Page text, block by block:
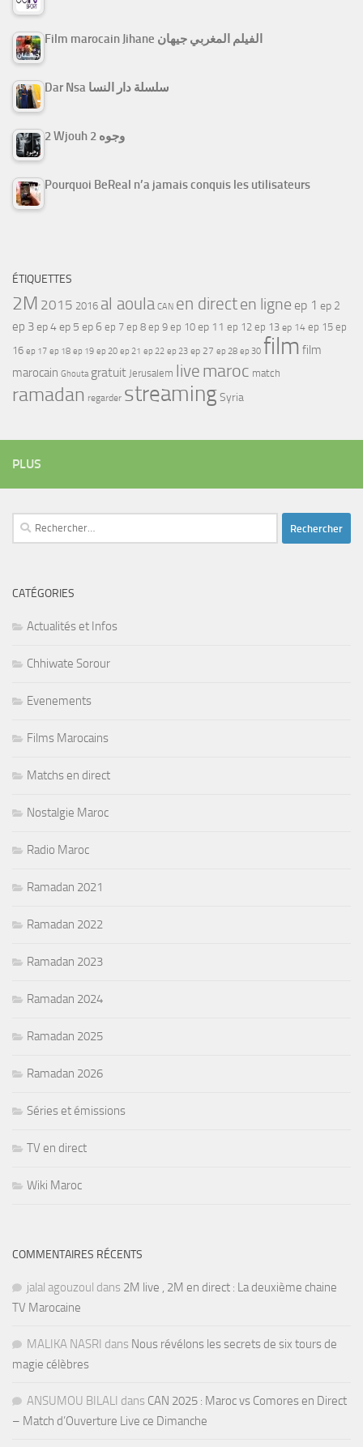
Film marocain Jihane الفيلم المغربي جيهان
Dar Nsa سلسلة دار النسا
2 Wjouh 2 وجوه
Pourquoi BeReal n’a jamais conquis les utilisateurs
ÉTIQUETTES
2M 2015 2016 al aoula CAN en directen ligne ep 1 ep 2
ep 3ep 4ep 5 ep 6 ep 7 ep 8 ep 9 ep 10 ep 11 ep 12 ep 13 ep 14 ep 15 ep
16 ep 17 ep 18 ep 19 ep 20 ep 21 ep 22 ep 23 ep 27 ep 28 ep 30 film film
marocain Ghouta gratuit Jerusalem live maroc match
ramadan regarder streamingSyria
PLUS
Rechercher :
CATÉGORIES
Actualités et Infos
Chhiwate Sorour
Evenements
Films Marocains
Matchs en direct
Nostalgie Maroc
Radio Maroc
Ramadan 2021
Ramadan 2022
Ramadan 2023
Ramadan 2024
Ramadan 2025
Ramadan 2026
Séries et émissions
TV en direct
Wiki Maroc
COMMENTAIRES RÉCENTS
jalal agouzoul dans 2M live , 2M en direct : La deuxième chaine
TV Marocaine
MALIKA NASRI dans Nous révélons les secrets de six tours de
magie célèbres
ANSUMOU BILALI dans CAN 2025 : Maroc vs Comores en Direct
– Match d’Ouverture Live ce Dimanche